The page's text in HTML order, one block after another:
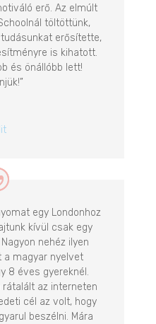
erő. Az elmúlt
töltöttünk,
erősítette,
is kihatott.
és önállóbb lett!
egy Londonhoz
kívül csak egy
nehéz ilyen
a magyar nyelvet
8 éves gyereknél.
az interneten
cél az volt, hogy
beszélni. Mára